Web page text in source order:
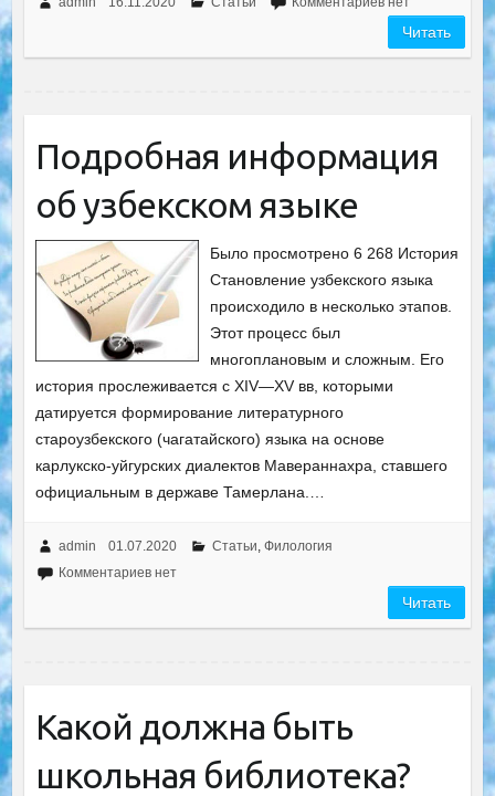
Читать
Подробная информация
об узбекском языке
Было просмотрено 6 268 История
Становление узбекского языка
происходило в несколько этапов.
Этот процесс был
многоплановым и сложным. Его
история прослеживается с XIV—XV вв, которыми
датируется формирование литературного
староузбекского (чагатайского) языка на основе
карлукско-уйгурских диалектов Мавераннахра, ставшего
официальным в державе Тамерлана.…
admin 01.07.2020 Статьи, Филология
Комментариев нет
Читать
Какой должна быть
школьная библиотека?